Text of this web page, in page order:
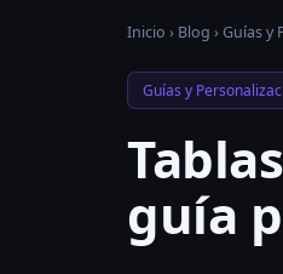
Inicio › Blog ›Guías y
Guías y
guía